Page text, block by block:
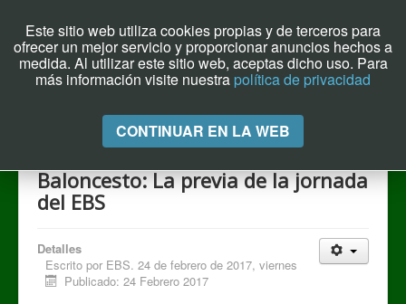
Archivo el Puente de Hoy
Cambiar
navegación
Baloncesto: La previa de la jornada
del EBS
Detalles
Escrito por EBS. 24 de febrero de 2017, viernes
Publicado: 24 Febrero 2017
Este sitio web utiliza cookies propias y de terceros para
ofrecer un mejor servicio y proporcionar anuncios hechos a
medida. Al utilizar este sitio web, aceptas dicho uso. Para
más información visite nuestra política de privacidad
CONTINUAR EN LA WEB